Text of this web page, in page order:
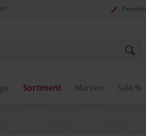
Sortiment Marken Sale %